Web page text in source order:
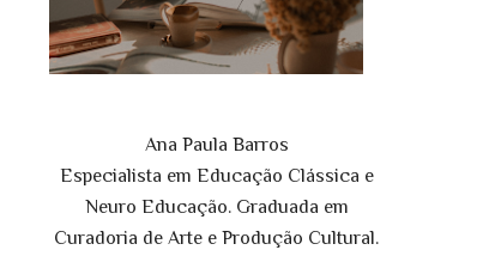
Ana Paula Barros
Especialista em Educação Clássica e
Neuro Educação. Graduada em
Curadoria de Arte e Produção Cultural.